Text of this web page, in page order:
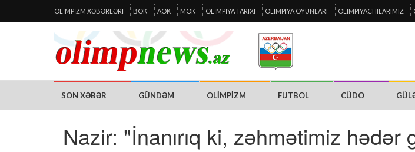
OLIMPIZM XƏBƏRLƏRI BOK AOK MOK OLIMPIYA TARIXI OLIMPIYA OYUNLARI OLIMPIYACHILARIMIZ
SON XƏBƏR GÜNDƏM OLIMPIZM FUTBOL CÜDO
Nazir: "İnanırıq ki, zəhmətimiz hədər